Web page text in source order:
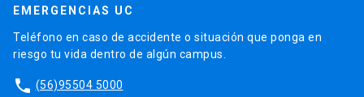
EMERGENCIAS UC
Teléfono en caso de accidente o situación que ponga en
riesgo tu vida dentro de algún campus.
phone (56)95504 5000